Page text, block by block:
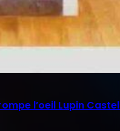
l’oeil Lupin